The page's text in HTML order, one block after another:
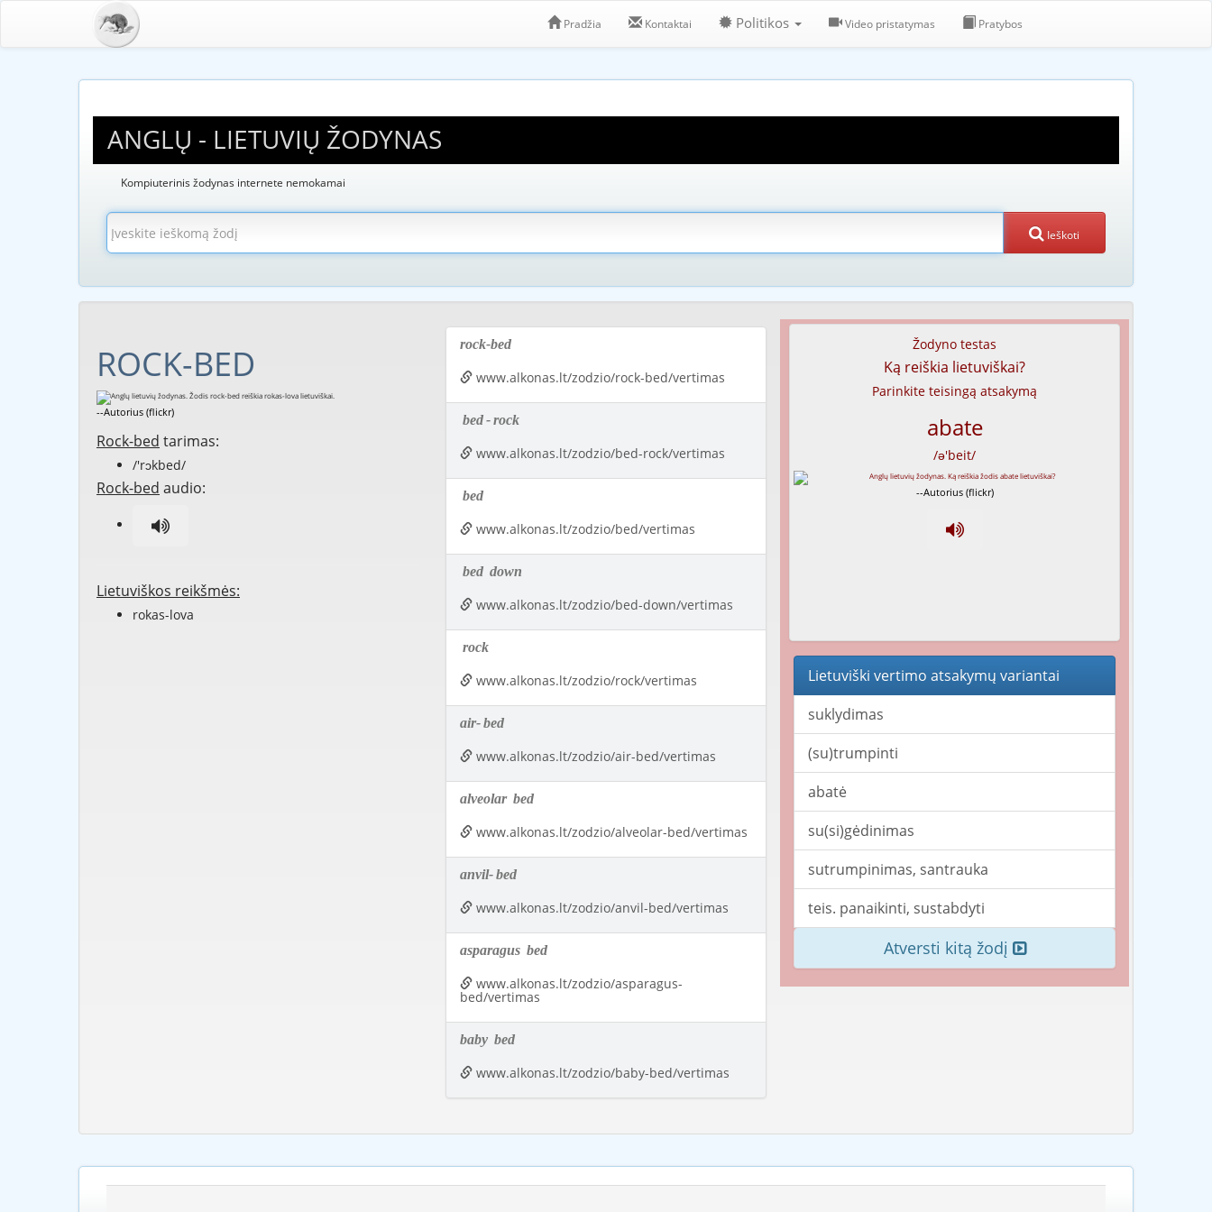
Pradžia Kontaktai Politikos Video pristatymas Pratybos
ANGLŲ - LIETUVIŲ ŽODYNAS
Kompiuterinis žodynas internete nemokamai
Ieškoti
ROCK-BED
--Autorius (flickr)
Rock-bed tarimas:
/'rɔkbed/
Rock-bed audio:
Lietuviškos reikšmės:
rokas-lova
rock-bed
www.alkonas.lt/zodzio/rock-bed/vertimas
bed-rock
www.alkonas.lt/zodzio/bed-rock/vertimas
bed
www.alkonas.lt/zodzio/bed/vertimas
bed down
www.alkonas.lt/zodzio/bed-down/vertimas
rock
www.alkonas.lt/zodzio/rock/vertimas
air-bed
www.alkonas.lt/zodzio/air-bed/vertimas
alveolar bed
www.alkonas.lt/zodzio/alveolar-bed/vertimas
anvil-bed
www.alkonas.lt/zodzio/anvil-bed/vertimas
asparagus bed
www.alkonas.lt/zodzio/asparagus-
bed/vertimas
baby bed
www.alkonas.lt/zodzio/baby-bed/vertimas
Žodyno testas
Ką reiškia lietuviškai?
Parinkite teisingą atsakymą
abate
/ə'beit/
--Autorius (flickr)
Lietuviški vertimo atsakymų variantai
suklydimas
(su)trumpinti
abatė
su(si)gėdinimas
sutrumpinimas, santrauka
teis. panaikinti, sustabdyti
Atversti kitą žodį